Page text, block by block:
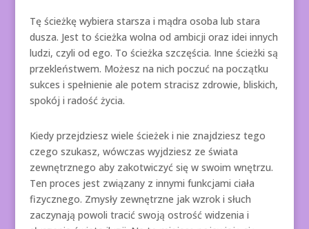
Tę ścieżkę wybiera starsza i mądra osoba lub stara
dusza. Jest to ścieżka wolna od ambicji oraz idei innych
ludzi, czyli od ego. To ścieżka szczęścia. Inne ścieżki są
przekleństwem. Możesz na nich poczuć na początku
sukces i spełnienie ale potem stracisz zdrowie, bliskich,
spokój i radość życia.
Kiedy przejdziesz wiele ścieżek i nie znajdziesz tego
czego szukasz, wówczas wyjdziesz ze świata
zewnętrznego aby zakotwiczyć się w swoim wnętrzu.
Ten proces jest związany z innymi funkcjami ciała
fizycznego. Zmysły zewnętrzne jak wzrok i słuch
zaczynają powoli tracić swoją ostrość widzenia i